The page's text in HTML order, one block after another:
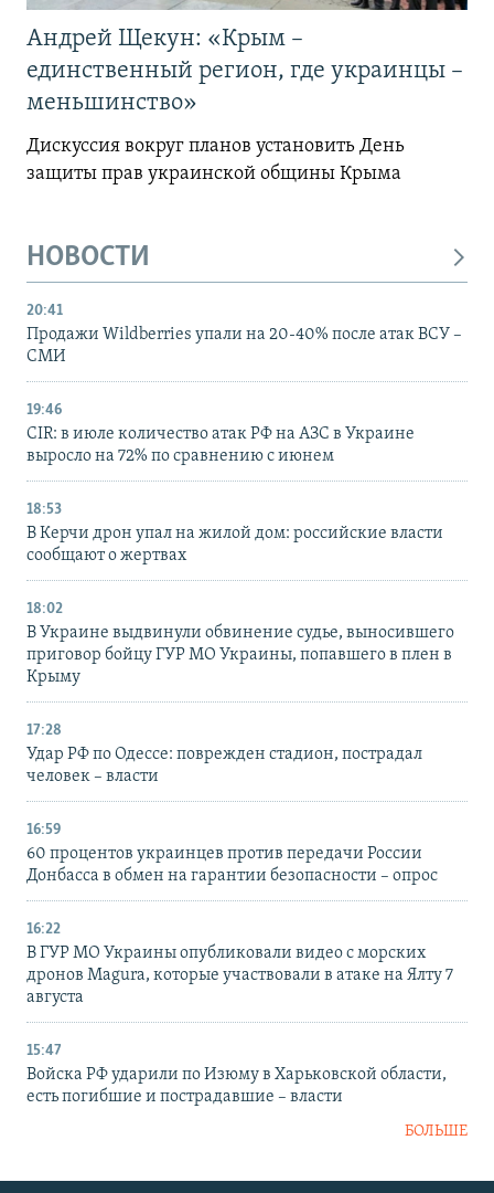
Андрей Щекун: «Крым –
единственный регион, где украинцы –
меньшинство»
Дискуссия вокруг планов установить День
защиты прав украинской общины Крыма
НОВОСТИ
20:41
Продажи Wildberries упали на 20-40% после атак ВСУ –
СМИ
19:46
CIR: в июле количество атак РФ на АЗС в Украине
выросло на 72% по сравнению с июнем
18:53
В Керчи дрон упал на жилой дом: российские власти
сообщают о жертвах
18:02
В Украине выдвинули обвинение судье, выносившего
приговор бойцу ГУР МО Украины, попавшего в плен в
Крыму
17:28
Удар РФ по Одессе: поврежден стадион, пострадал
человек – власти
16:59
60 процентов украинцев против передачи России
Донбасса в обмен на гарантии безопасности – опрос
16:22
В ГУР МО Украины опубликовали видео с морских
дронов Magura, которые участвовали в атаке на Ялту 7
августа
15:47
Войска РФ ударили по Изюму в Харьковской области,
есть погибшие и пострадавшие – власти
БОЛЬШЕ